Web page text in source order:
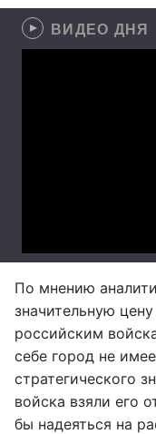
ВИДЕО ДНЯ
По мнению
значительную
российским
себе город не
стратегического
войска взяли его
бы надеяться на